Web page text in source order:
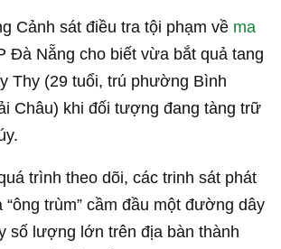
Cảnh sát điều tra tội phạm về ma
Đà Nẵng cho biết vừa bắt quả tang
Thy (29 tuổi, trú phường Bình
Châu) khi đối tượng đang tàng trữ
trình theo dõi, các trinh sát phát
“ông trùm” cầm đầu một đường dây
số lượng lớn trên địa bàn thành